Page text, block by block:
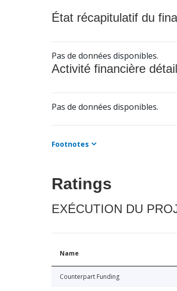
État récapitulatif du
Pas de données disponibles.
Activité financière
Pas de données disponibles.
Footnotes
Ratings
EXÉCUTION DU
Name
Counterpart Funding